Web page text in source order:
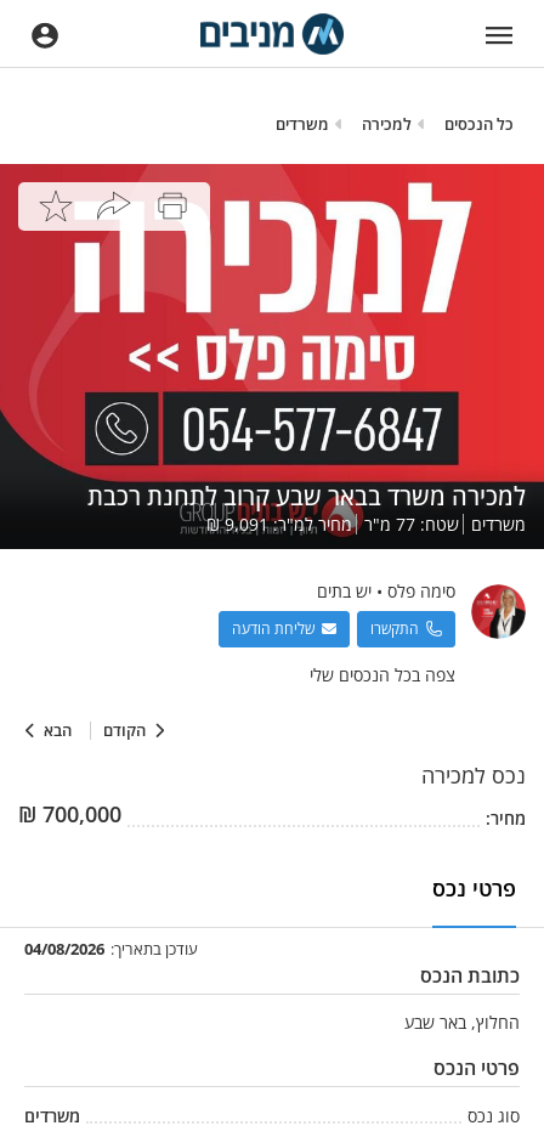
כל הנכסים למכירה משרדים
הקודם הבא
למכירה משרד בבאר שבע קרוב לתחנת רכבת
משרדים שטח: 77 מ"ר מחיר למ"ר:9,091
₪
סימה פלס • יש בתים
התקשרו שליחת הודעה
צפה בכל הנכסים שלי
נכס למכירה
מחיר: 700,000
₪
פרטי נכס
עודכן בתאריך: 04/08/2026
כתובת הנכס
החלוץ, באר שבע
פרטי הנכס
סוג נכס
משרדים